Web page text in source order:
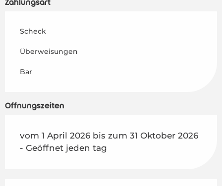
Zahlungsart
Scheck
Überweisungen
Bar
Öffnungszeiten
vom 1 April 2026 bis zum 31 Oktober 2026
- Geöffnet jeden tag